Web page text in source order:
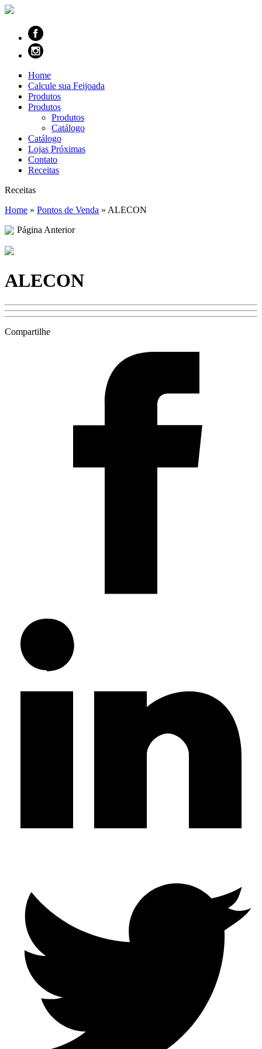
Home
Calcule sua Feijoada
Produtos
Produtos
Produtos
Catálogo
Catálogo
Lojas Próximas
Contato
Receitas
Receitas
Home » Pontos de Venda » ALECON
Página Anterior
ALECON
Compartilhe